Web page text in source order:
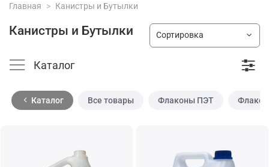
Главная Канистры и Бутылки
Канистры и Бутылки
Каталог Все товары Флаконы ПЭТ
Каталог